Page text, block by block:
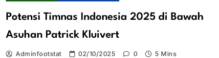
Potensi Timnas Indonesia 2025 di Bawah
Asuhan Patrick Kluivert
Adminfootstat 02/10/2025 0 5 Mins